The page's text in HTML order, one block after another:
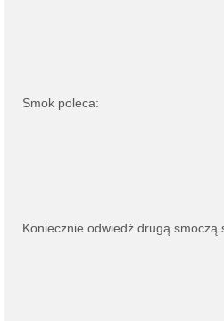
Smok poleca:
Koniecznie odwiedź drugą smoczą